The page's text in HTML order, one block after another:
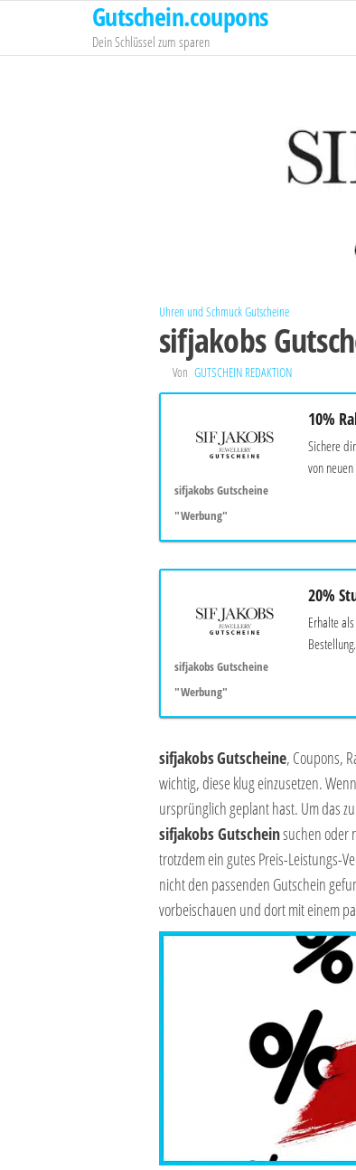
springen
Gutschein.coupons
Dein Schlüssel zum sparen
Uhren und Schmuck Gutscheine
sifjakobs
Von GUTSCHEIN REDAKTION
sifjakobs Gutscheine
"Werbung"
10%
Sichere
von
sifjakobs Gutscheine
"Werbung"
20%
Erhalte
sifjakobsGutscheine, Coupons,
wichtig, diese klug einzusetzen.
ursprünglich geplant hast. Um das
sifjakobs Gutscheinsuchen oder
trotzdem ein gutes Preis-Leistungs-
nicht den passenden Gutschein
vorbeischauen und dort mit einem